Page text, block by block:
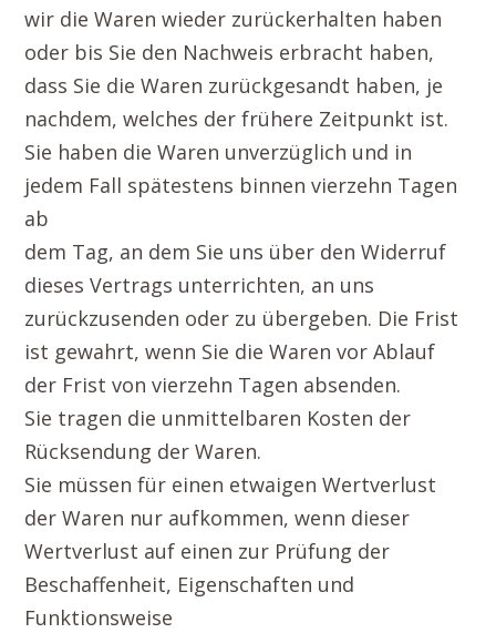
wir die Waren wieder zurückerhalten haben
oder bis Sie den Nachweis erbracht haben,
dass Sie die Waren zurückgesandt haben, je
nachdem, welches der frühere Zeitpunkt ist.
Sie haben die Waren unverzüglich und in
jedem Fall spätestens binnen vierzehn Tagen
ab
dem Tag, an dem Sie uns über den Widerruf
dieses Vertrags unterrichten, an uns
zurückzusenden oder zu übergeben. Die Frist
ist gewahrt, wenn Sie die Waren vor Ablauf
der Frist von vierzehn Tagen absenden.
Sie tragen die unmittelbaren Kosten der
Rücksendung der Waren.
Sie müssen für einen etwaigen Wertverlust
der Waren nur aufkommen, wenn dieser
Wertverlust auf einen zur Prüfung der
Beschaffenheit, Eigenschaften und
Funktionsweise